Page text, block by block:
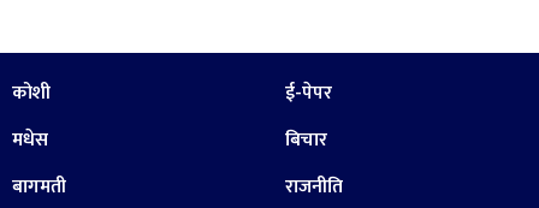
कोशी
मधेस
बागमती
ई-पेपर
बिचार
राजनीति